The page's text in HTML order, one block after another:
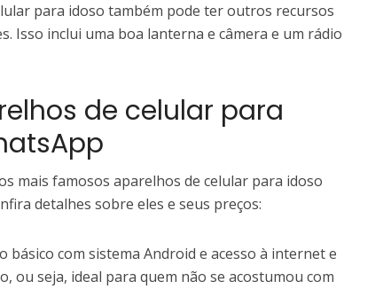
para idoso também pode ter outros recursos
Isso inclui uma boa lanterna e câmera e um rádio
de celular para
mais famosos aparelhos de celular para idoso
detalhes sobre eles e seus preços:
básico com sistema Android e acesso à internet e
ou seja, ideal para quem não se acostumou com